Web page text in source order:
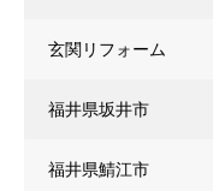
玄関リフォーム
福井県坂井市
福井県鯖江市